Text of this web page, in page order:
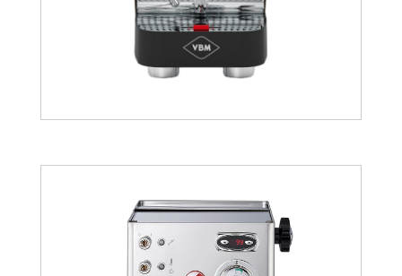
1303.79€